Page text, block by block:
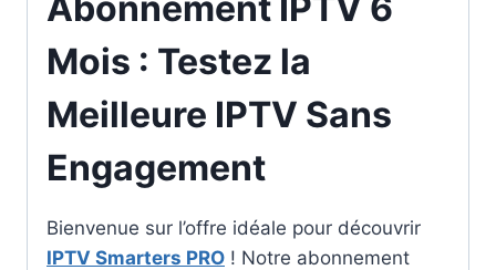
Mois : Testez la
Meilleure IPTV Sans
Engagement
Bienvenue sur l’offre idéale pour découvrir
IPTV Smarters PRO ! Notre abonnement